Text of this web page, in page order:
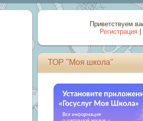
Приветствуем
Регистрация
ТОР "Моя школа"